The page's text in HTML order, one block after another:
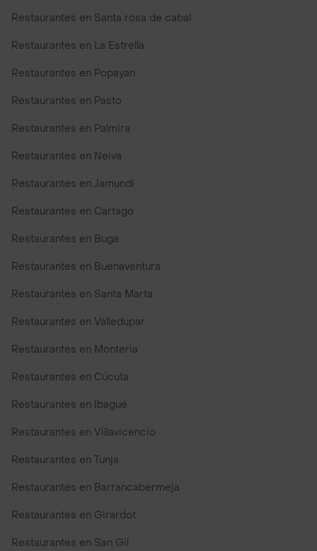
Restaurantes en Santa rosa de cabal
Restaurantes en La Estrella
Restaurantes en Popayan
Restaurantes en Pasto
Restaurantes en Palmira
Restaurantes en Neiva
Restaurantes en Jamundi
Restaurantes en Cartago
Restaurantes en Buga
Restaurantes en Buenaventura
Restaurantes en Santa Marta
Restaurantes en Valledupar
Restaurantes en Monteria
Restaurantes en Cúcuta
Restaurantes en Ibagué
Restaurantes en Villavicencio
Restaurantes en Tunja
Restaurantes en Barrancabermeja
Restaurantes en Girardot
Restaurantes en San Gil